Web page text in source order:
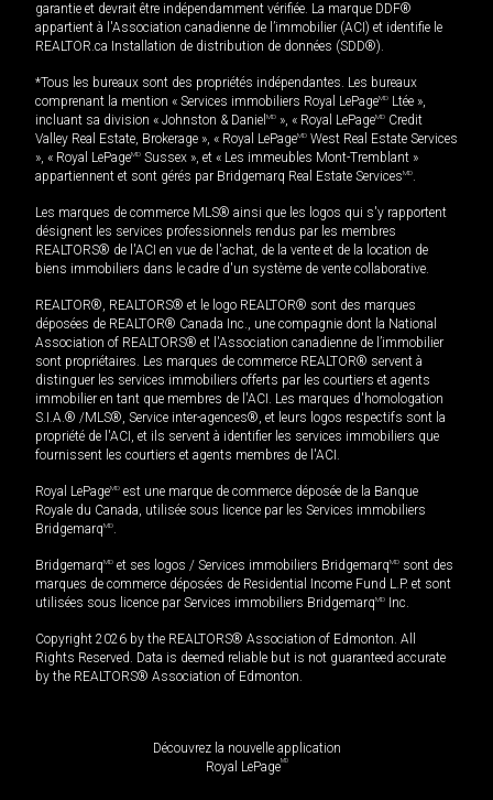
garantie et devrait être indépendamment vérifiée. La marque DDF®
appartient à l'Association canadienne de l’immobilier (ACI) et identifie le
REALTOR.ca Installation de distribution de données (SDD®).
*Tous les bureaux sont des propriétés indépendantes. Les bureaux
comprenant la mention « Services immobiliers Royal LePageMD Ltée »,
incluant sa division « Johnston & Daniel MD », « Royal LePageMD Credit
Valley Real Estate, Brokerage », « Royal LePageMD West Real Estate Services
», « Royal LePageMD Sussex », et « Les immeubles Mont-Tremblant »
appartiennent et sont gérés par Bridgemarq Real Estate ServicesMD.
Les marques de commerce MLS® ainsi que les logos qui s'y rapportent
désignent les services professionnels rendus par les membres
REALTORS® de l'ACI en vue de l'achat, de la vente et de la location de
biens immobiliers dans le cadre d'un système de vente collaborative.
REALTOR®, REALTORS® et le logo REALTOR® sont des marques
déposées de REALTOR® Canada Inc., une compagnie dont la National
Association of REALTORS® et l'Association canadienne de l’immobilier
sont propriétaires. Les marques de commerce REALTOR® servent à
distinguer les services immobiliers offerts par les courtiers et agents
immobilier en tant que membres de l'ACI. Les marques d'homologation
S.I.A.® /MLS®, Service inter-agences®, et leurs logos respectifs sont la
propriété de l'ACI, et ils servent à identifier les services immobiliers que
fournissent les courtiers et agents membres de l'ACI.
Royal LePageMD est une marque de commerce déposée de la Banque
Royale du Canada, utilisée sous licence par les Services immobiliers
BridgemarqMD.
BridgemarqMD et ses logos / Services immobiliers BridgemarqMD sont des
marques de commerce déposées de Residential Income Fund L.P. et sont
utilisées sous licence par Services immobiliers BridgemarqMD Inc.
Copyright 2026 by the REALTORS® Association of Edmonton. All
Rights Reserved. Data is deemed reliable but is not guaranteed accurate
by the REALTORS® Association of Edmonton.
Découvrez la nouvelle application
Royal LePageMD